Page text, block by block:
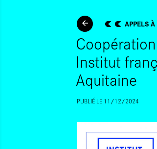
APPELS
Institut
Aquitaine
PUBLIÉ LE 11/12/2024